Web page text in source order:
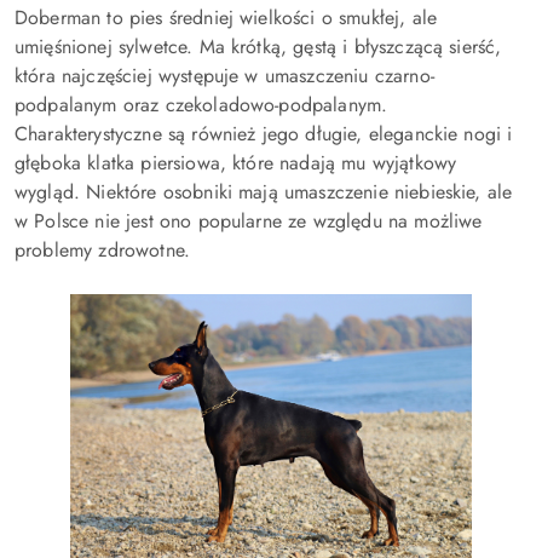
Doberman to pies średniej wielkości o smukłej, ale
umięśnionej sylwetce. Ma krótką, gęstą i błyszczącą sierść,
która najczęściej występuje w umaszczeniu czarno-
podpalanym oraz czekoladowo-podpalanym.
Charakterystyczne są również jego długie, eleganckie nogi i
głęboka klatka piersiowa, które nadają mu wyjątkowy
wygląd. Niektóre osobniki mają umaszczenie niebieskie, ale
w Polsce nie jest ono popularne ze względu na możliwe
problemy zdrowotne.